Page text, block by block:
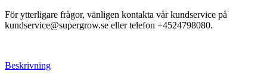
För ytterligare frågor, vänligen kontakta vår kundservice på
kundservice@supergrow.se eller telefon +4524798080.
Beskrivning